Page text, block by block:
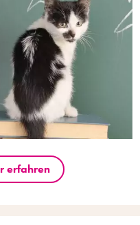
erfahren